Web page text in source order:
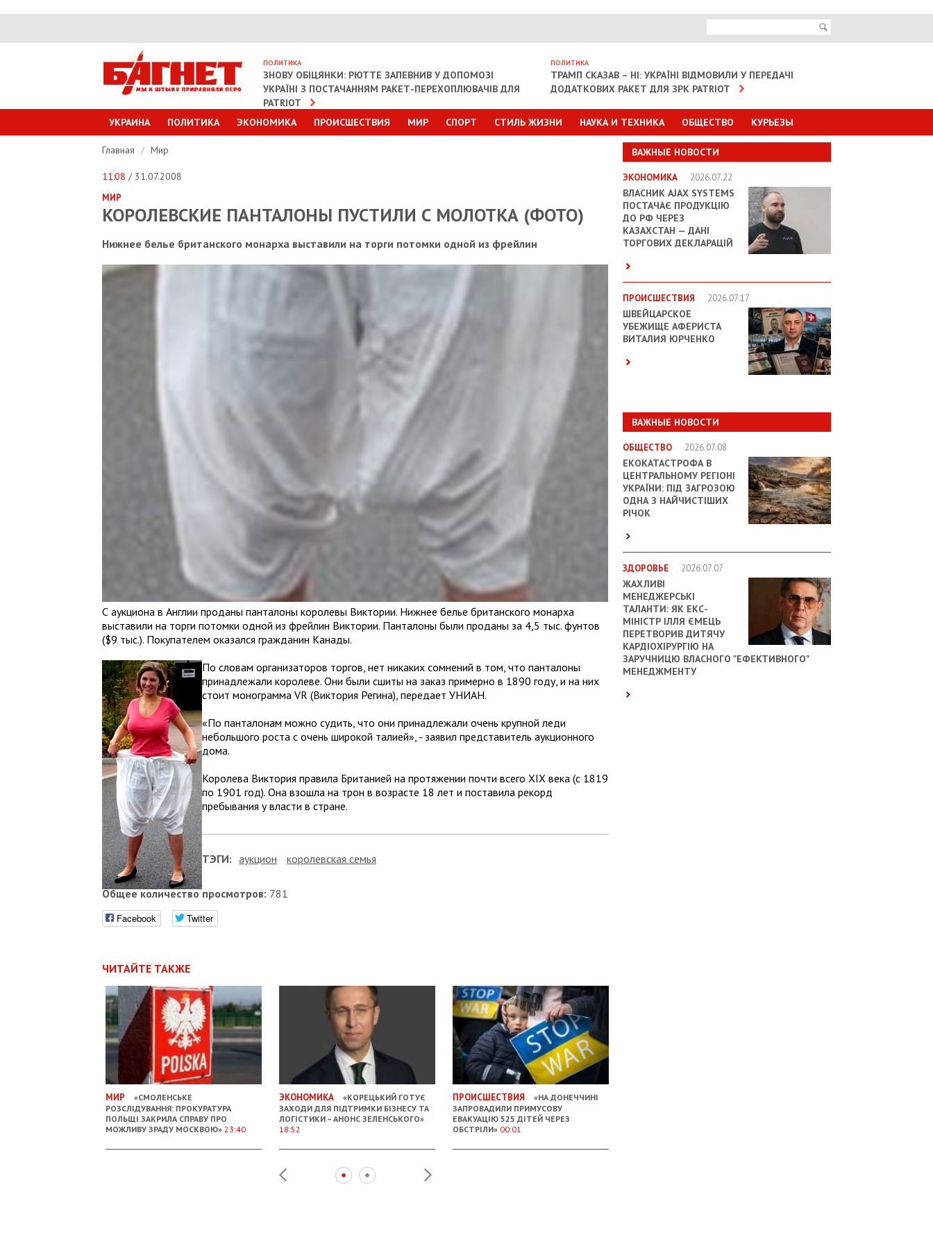
ПОЛИТИКА
ЗНОВУ ОБІЦЯНКИ: РЮТТЕ ЗАПЕВНИВ У ДОПОМОЗІ
УКРАЇНІ З ПОСТАЧАННЯМ РАКЕТ-ПЕРЕХОПЛЮВАЧІВ ДЛЯ
PATRIOT
ПОЛИТИКА
ТРАМП СКАЗАВ – НІ: УКРАЇНІ ВІДМОВИЛИ У ПЕРЕДАЧІ
ДОДАТКОВИХ РАКЕТ ДЛЯ ЗРК PATRIOT
УКРАИНА ПОЛИТИКА ЭКОНОМИКА ПРОИСШЕСТВИЯ МИР СПОРТ СТИЛЬ ЖИЗНИ НАУКА И ТЕХНИКА ОБЩЕСТВО КУРЬЕЗЫ
ВАЖНЫЕ НОВОСТИ
ЭКОНОМИКА 2026.07.22
ВЛАСНИК AJAX SYSTEMS
ПОСТАЧАЄ ПРОДУКЦІЮ
ДО РФ ЧЕРЕЗ
КАЗАХСТАН — ДАНІ
ТОРГОВИХ ДЕКЛАРАЦІЙ
ПРОИСШЕСТВИЯ 2026.07.17
ШВЕЙЦАРСКОЕ
УБЕЖИЩЕ АФЕРИСТА
ВИТАЛИЯ ЮРЧЕНКО
ВАЖНЫЕ НОВОСТИ
ОБЩЕСТВО 2026.07.08
ЕКОКАТАСТРОФА В
ЦЕНТРАЛЬНОМУ РЕГІОНІ
УКРАЇНИ: ПІД ЗАГРОЗОЮ
ОДНА З НАЙЧИСТІШИХ
РІЧОК
ЗДОРОВЬЕ 2026.07.07
ЖАХЛИВІ
МЕНЕДЖЕРСЬКІ
ТАЛАНТИ: ЯК ЕКС-
МІНІСТР ІЛЛЯ ЄМЕЦЬ
ПЕРЕТВОРИВ ДИТЯЧУ
КАРДІОХІРУРГІЮ НА
ЗАРУЧНИЦЮ ВЛАСНОГО "ЕФЕКТИВНОГО"
МЕНЕДЖМЕНТУ
Главная / Мир
11:08 / 31.07.2008
МИР
КОРОЛЕВСКИЕ ПАНТАЛОНЫ ПУСТИЛИ С МОЛОТКА (ФОТО)
Нижнее белье британского монарха выставили на торги потомки одной из фрейлин
С аукциона в Англии проданы панталоны королевы Виктории. Нижнее белье британского монарха
выставили на торги потомки одной из фрейлин Виктории. Панталоны были проданы за 4,5 тыс. фунтов
($9 тыс.). Покупателем оказался гражданин Канады.
По словам организаторов торгов, нет никаких сомнений в том, что панталоны
принадлежали королеве. Они были сшиты на заказ примерно в 1890 году, и на них
стоит монограмма VR (Виктория Регина), передает УНИАН.
«По панталонам можно судить, что они принадлежали очень крупной леди
небольшого роста с очень широкой талией», - заявил представитель аукционного
дома.
Королева Виктория правила Британией на протяжении почти всего XIX века (с 1819
по 1901 год). Она взошла на трон в возрасте 18 лет и поставила рекорд
пребывания у власти в стране.
ТЭГИ: аукцион королевская семья
Общее количество просмотров: 781
Facebook Twitter
ЧИТАЙТЕ ТАКЖЕ
МИР
«СМОЛЕНСЬКЕ
РОЗСЛІДУВАННЯ: ПРОКУРАТУРА
ПОЛЬЩІ ЗАКРИЛА СПРАВУ ПРО
МОЖЛИВУ ЗРАДУ МОСКВОЮ» 23:40
ЭКОНОМИКА
«КОРЕЦЬКИЙ ГОТУЄ
ЗАХОДИ ДЛЯ ПІДТРИМКИ БІЗНЕСУ ТА
ЛОГІСТИКИ – АНОНС ЗЕЛЕНСЬКОГО»
18:52
ПРОИСШЕСТВИЯ
«НА ДОНЕЧЧИНІ
ЗАПРОВАДИЛИ ПРИМУСОВУ
ЕВАКУАЦІЮ 525 ДІТЕЙ ЧЕРЕЗ
ОБСТРІЛИ» 00:01